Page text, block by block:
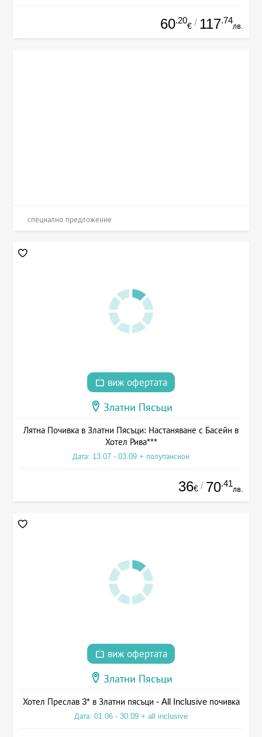
60.20
€ / 117.74
лв.
специално предложение
виж офертата
Златни Пясъци
Лятна Почивка в Златни Пясъци: Настаняване с Басейн в
Хотел Рива***
Дата: 13.07 - 03.09 + полупансион
36€ / 70.41
лв.
виж офертата
Златни Пясъци
Хотел Преслав 3* в Златни пясъци - All Inclusive почивка
Дата: 01.06 - 30.09 + all inclusive